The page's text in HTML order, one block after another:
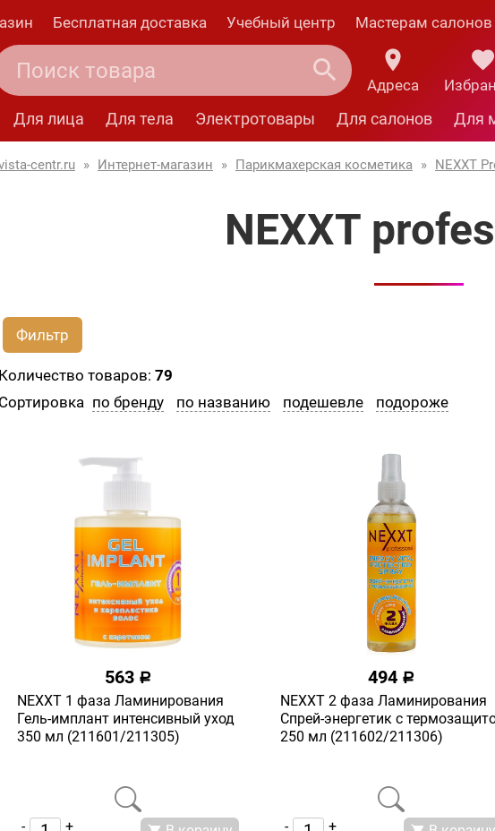
Бесплатная доставка Учебный центр Мастерам салонов
Адреса
Для лица Для тела Электротовары Для салонов Для
centr.ru » Интернет-магазин » Парикмахерская косметика » NEXXT
NEXXT
Фильтр
Количество товаров: 79
Сортировка по бренду по названию подешевле подороже
563 a
NEXXT 1 фаза Ламинирования
Гель-имплант интенсивный уход
350 мл (211601/211305)
- +
494 a
NEXXT 2 фаза Ламинирования
Спрей-энергетик с
250 мл (211602/211306)
- +